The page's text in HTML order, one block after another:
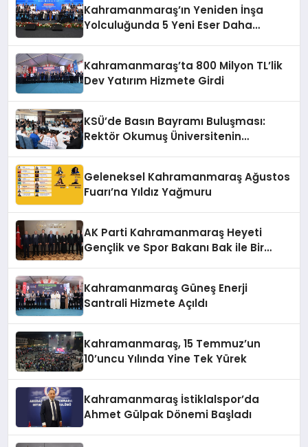
Kahramanmaraş’ın Yeniden İnşa
Yolculuğunda 5 Yeni Eser Daha
Kahramanmaraş’ta 800 Milyon TL’lik
Dev Yatırım Hizmete Girdi
KSÜ’de Basın Bayramı Buluşması:
Rektör Okumuş Üniversitenin
Geleneksel Kahramanmaraş Ağustos
Fuarı’na Yıldız Yağmuru
AK Parti Kahramanmaraş Heyeti
Gençlik ve Spor Bakanı Bak ile Bir
Kahramanmaraş Güneş Enerji
Santrali Hizmete Açıldı
Kahramanmaraş, 15 Temmuz’un
10’uncu Yılında Yine Tek Yürek
Kahramanmaraş İstiklalspor’da
Ahmet Gülpak Dönemi Başladı